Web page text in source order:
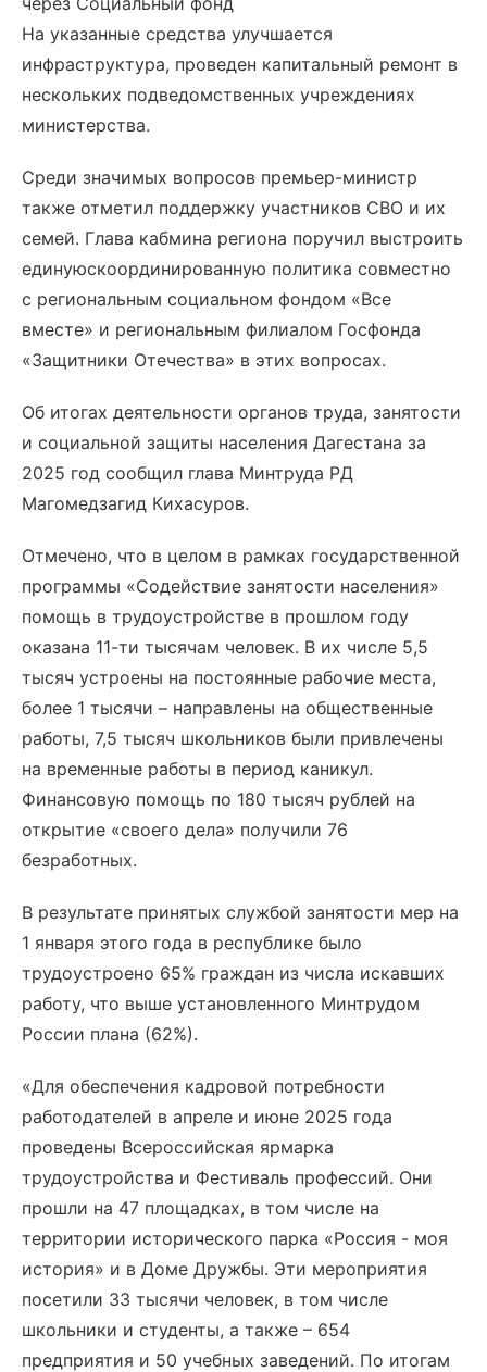
На указанные средства улучшается
инфраструктура, проведен капитальный ремонт в
нескольких подведомственных учреждениях
министерства.
Среди значимых вопросов премьер-министр
также отметил поддержку участников СВО и их
семей. Глава кабмина региона поручил выстроить
единуюскоординированную политика совместно
с региональным социальном фондом «Все
вместе» и региональным филиалом Госфонда
«Защитники Отечества» в этих вопросах.
Об итогах деятельности органов труда, занятости
и социальной защиты населения Дагестана за
2025 год сообщил глава Минтруда РД
Магомедзагид Кихасуров.
Отмечено, что в целом в рамках государственной
программы «Содействие занятости населения»
помощь в трудоустройстве в прошлом году
оказана 11-ти тысячам человек. В их числе 5,5
тысяч устроены на постоянные рабочие места,
более 1 тысячи – направлены на общественные
работы, 7,5 тысяч школьников были привлечены
на временные работы в период каникул.
Финансовую помощь по 180 тысяч рублей на
открытие «своего дела» получили 76
безработных.
В результате принятых службой занятости мер на
1 января этого года в республике было
трудоустроено 65% граждан из числа искавших
работу, что выше установленного Минтрудом
России плана (62%).
«Для обеспечения кадровой потребности
работодателей в апреле и июне 2025 года
проведены Всероссийская ярмарка
трудоустройства и Фестиваль профессий. Они
прошли на 47 площадках, в том числе на
территории исторического парка «Россия - моя
история» и в Доме Дружбы. Эти мероприятия
посетили 33 тысячи человек, в том числе
школьники и студенты, а также – 654
предприятия и 50 учебных заведений. По итогам